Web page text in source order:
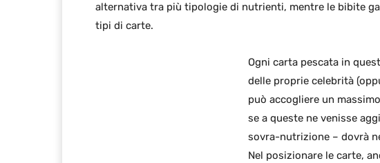
alternativa tra più tipologie di nutrienti, mentre le bibite
tipi di carte.
Ogni carta pescata in
delle proprie celebrità
può accogliere un
se a queste ne venisse
sovra-nutrizione – dovrà
Nel posizionare le carte,